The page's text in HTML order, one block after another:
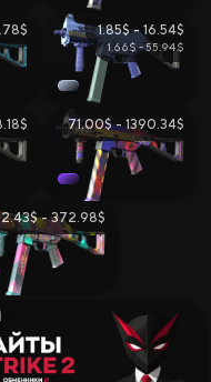
1.85$ - 16.54$
1.66$ - 55.94$
71.00$ - 1390.34$
2.43$ - 372.98$